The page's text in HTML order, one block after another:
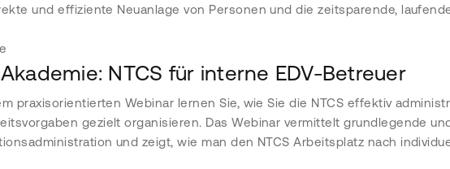
und effiziente Neuanlage von Personen und die zeitsparende,
NTCS für interne EDV-Betreuer
praxisorientierten Webinar lernen Sie, wie Sie die NTCS effektiv
gezielt organisieren. Das Webinar vermittelt grundlegende
und zeigt, wie man den NTCS Arbeitsplatz nach